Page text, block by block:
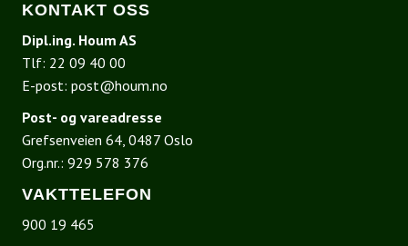
KONTAKT OSS
Dipl.ing. Houm AS
Tlf: 22 09 40 00
E-post: post@houm.no
Post- og vareadresse
Grefsenveien 64, 0487 Oslo
Org.nr.: 929 578 376
VAKTTELEFON
900 19 465